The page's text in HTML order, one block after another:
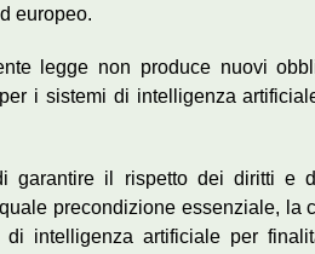
europeo.
legge non produce nuovi
i sistemi di intelligenza
garantire il rispetto dei diritti e
precondizione essenziale,
intelligenza artificiale per